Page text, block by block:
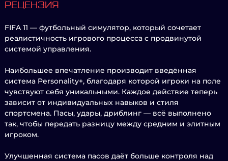
РЕЦЕНЗИЯ
FIFA 11 — футбольный симулятор, который сочетает
реалистичность игрового процесса с продвинутой
системой управления.
Наибольшее впечатление производит введённая
система Personality+, благодаря которой игроки на поле
чувствуют себя уникальными. Каждое действие теперь
зависит от индивидуальных навыков и стиля
спортсмена. Пасы, удары, дриблинг — всё выполнено
так, чтобы передать разницу между средним и элитным
игроком.
Улучшенная система пасов даёт больше контроля над